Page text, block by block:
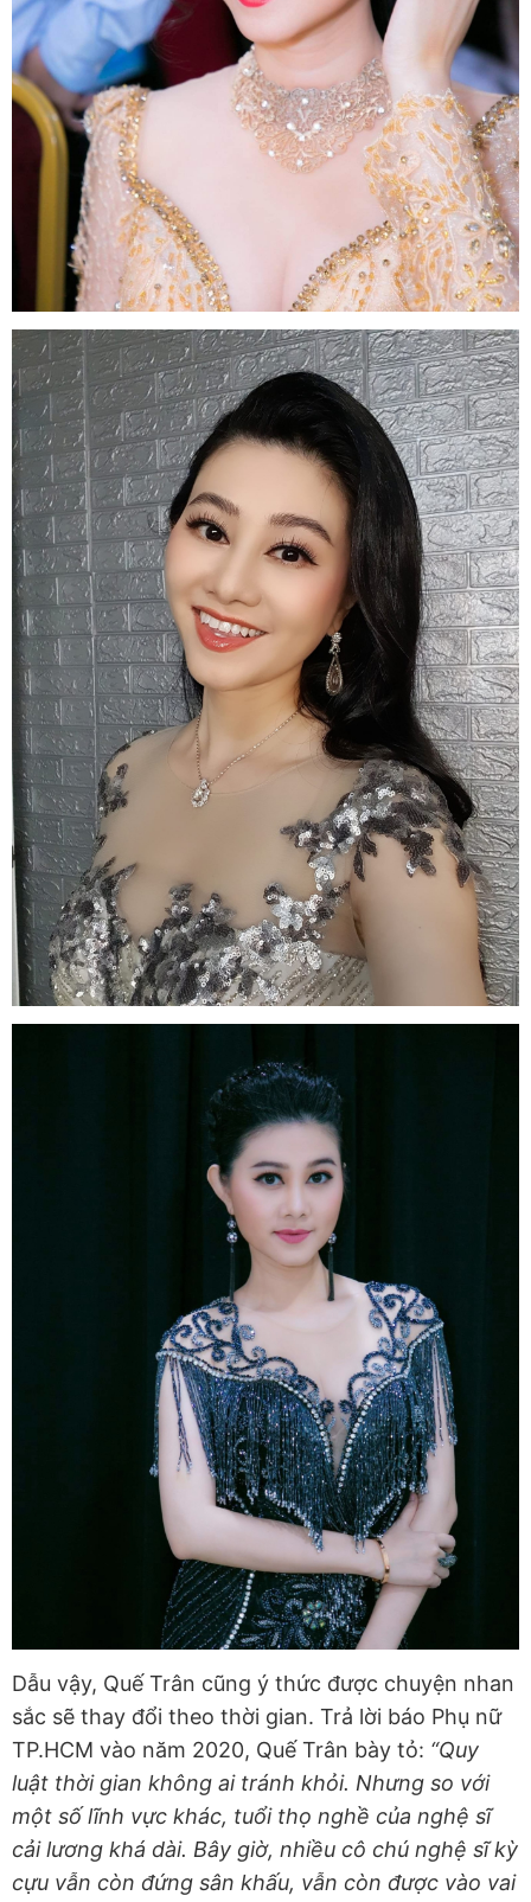
Dẫu vậy, Quế Trân cũng ý thức được chuyện nhan
sắc sẽ thay đổi theo thời gian. Trả lời báo Phụ nữ
TP.HCM vào năm 2020, Quế Trân bày tỏ: “Quy
luật thời gian không ai tránh khỏi. Nhưng so với
một số lĩnh vực khác, tuổi thọ nghề của nghệ sĩ
cải lương khá dài. Bây giờ, nhiều cô chú nghệ sĩ kỳ
cựu vẫn còn đứng sân khấu, vẫn còn được vào vai